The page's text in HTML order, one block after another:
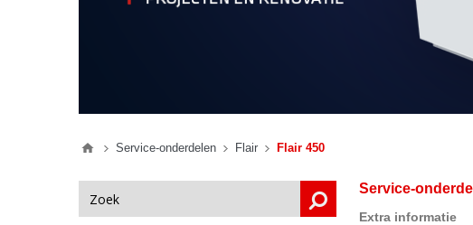
Service-onderdelen Flair Flair 450
Service-
Extra informatie